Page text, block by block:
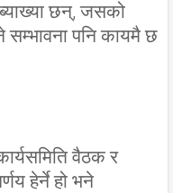
छन्, जसको
पनि कायमै छ
वैठक र
हेर्ने हो भने